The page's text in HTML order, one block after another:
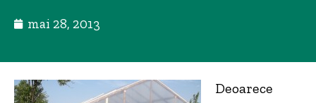
mai 28, 2013
Deoarece